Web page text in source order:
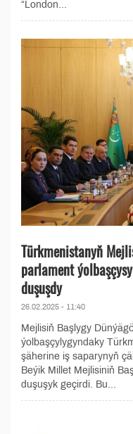
“London...
Türkmenistanyň
parlament
duşuşdy
26.02.2025 - 11:40
Mejlisiň Başlygy
ýolbaşçylygyndaky
şäherine iş saparynyň
Beýik Millet Mejlisiniň
duşuşyk geçirdi. Bu...